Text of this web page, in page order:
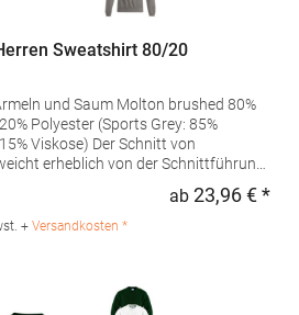
Sweatshirt 80/20
Molton brushed 80%
Polyester (Sports Grey: 85%
Der Schnitt von
erheblich von der Schnittführung
80% Baumwolle / 20%
Baumwolle / 17% Polyester / 8%
40472 Düsseldorf Deutschland E-Mail: info@promodoro.de
ab 23,96 € *
+ Versandkosten *